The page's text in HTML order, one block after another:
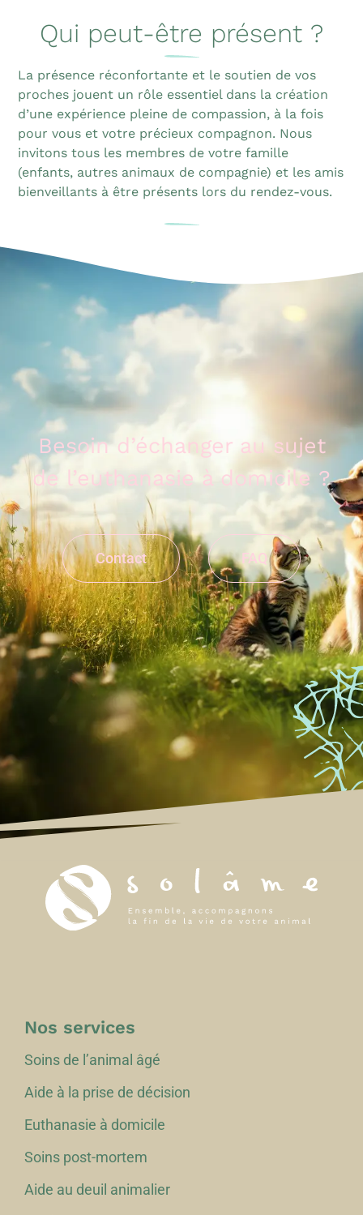
Qui peut-être présent ?
La présence réconfortante et le soutien de vos
proches jouent un rôle essentiel dans la création
d’une expérience pleine de compassion, à la fois
pour vous et votre précieux compagnon. Nous
invitons tous les membres de votre famille
(enfants, autres animaux de compagnie) et les amis
bienveillants à être présents lors du rendez-vous.
Besoin d’échanger au sujet
de l’euthanasie à domicile ?
Contact FAQ
Nos services
Soins de l’animal âgé
Aide à la prise de décision
Euthanasie à domicile
Soins post-mortem
Aide au deuil animalier